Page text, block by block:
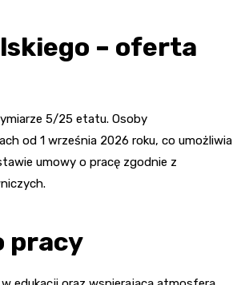
– oferta
5/25 etatu. Osoby
od 1 września 2026 roku, co umożliwia
umowy o pracę zgodnie z
pracy